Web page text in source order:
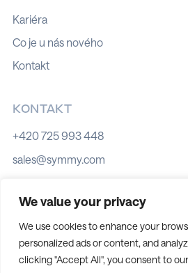
We value your privacy
We use cookies to enhance your
personalized ads or content, and
clicking "Accept All", you consent to
Kariéra
Co je u nás nového
Kontakt
KONTAKT
+420 725 993 448
sales@symmy.com
Zásady používání souborů cookies
Zásady ochrany osobních údajů